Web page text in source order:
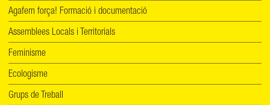
Agafem força! Formació i documentació
Assemblees Locals i Territorials
Feminisme
Ecologisme
Grups de Treball